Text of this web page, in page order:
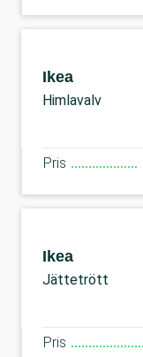
Ikea
Himlavalv
Pris
Ikea
Jättetrött
Pris